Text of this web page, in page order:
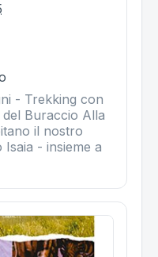
- Trekking con
del Buraccio Alla
il nostro
- insieme a